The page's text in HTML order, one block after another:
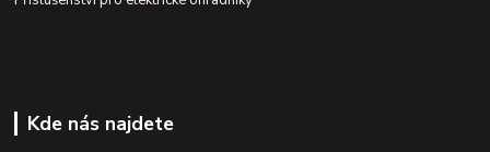
Kde nás najdete